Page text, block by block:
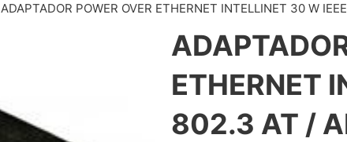
ADAPTADOR POWER OVER ETHERNET INTELLINET 30 W
ETHERNET
802.3 AT /